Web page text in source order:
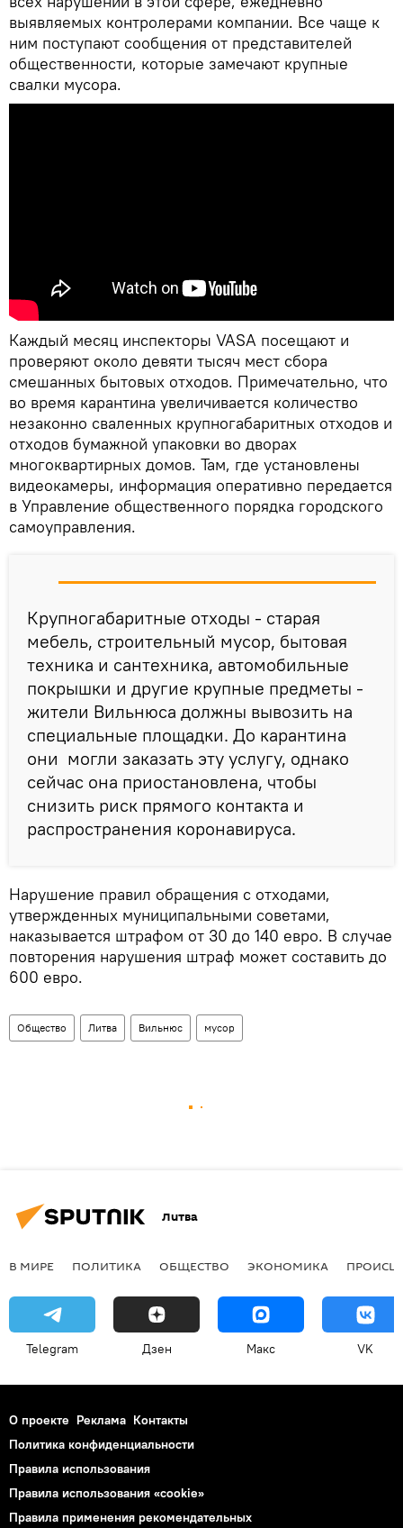
выявляемых контролерами компании. Все чаще к
ним поступают сообщения от представителей
общественности, которые замечают крупные
свалки мусора.
Каждый месяц инспекторы VASA посещают и
проверяют около девяти тысяч мест сбора
смешанных бытовых отходов. Примечательно, что
во время карантина увеличивается количество
незаконно сваленных крупногабаритных отходов и
отходов бумажной упаковки во дворах
многоквартирных домов. Там, где установлены
видеокамеры, информация оперативно передается
в Управление общественного порядка городского
самоуправления.
Крупногабаритные отходы - старая
мебель, строительный мусор, бытовая
техника и сантехника, автомобильные
покрышки и другие крупные предметы -
жители Вильнюса должны вывозить на
специальные площадки. До карантина
они могли заказать эту услугу, однако
сейчас она приостановлена, чтобы
снизить риск прямого контакта и
распространения коронавируса.
Нарушение правил обращения с отходами,
утвержденных муниципальными советами,
наказывается штрафом от 30 до 140 евро. В случае
повторения нарушения штраф может составить до
600 евро.
Общество Литва Вильнюс мусор
Литва
В МИРЕ ПОЛИТИКА ОБЩЕСТВО ЭКОНОМИКА
Telegram Дзен Макс VK
О проекте Реклама Контакты
Политика конфиденциальности
Правила использования
Правила использования «cookie»
Правила применения рекомендательных